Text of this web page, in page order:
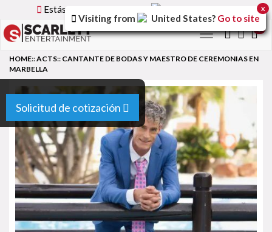
Estás utilizando la versión
Toggle
Solicitud de cotización
HOME::ACTS:: CANTANTE DE BODAS Y MAESTRO DE CEREMONIAS EN
MARBELLA
Visiting from United States? Go to site
x